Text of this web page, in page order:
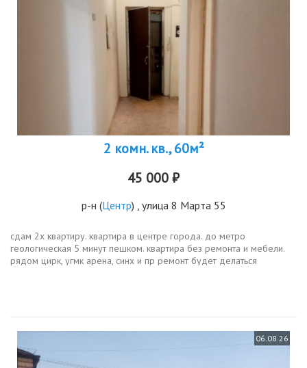
2 комн. кв., 60м²
45 000 ₽
р-н (Центр) , улица 8 Марта 55
сдам 2х квартиру. квартира в центре города. до метро
геологическая 5 минут пешком. квартира без ремонта и мебели.
рядом цирк, угмк арена, синх и пр ремонт будет делаться
06.08.26